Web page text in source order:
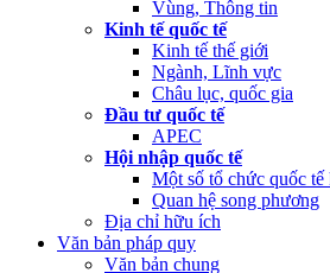
Vùng, Thông tin
Kinh tế quốc tế
Kinh tế thế giới
Ngành, Lĩnh vực
Châu lục, quốc gia
Đầu tư quốc tế
APEC
Hội nhập quốc tế
Một số tổ chức quốc tế
Quan hệ song phương
Địa chỉ hữu ích
Văn bản pháp quy
Văn bản chung